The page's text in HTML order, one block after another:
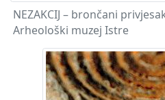
NEZAKCIJ – brončani
Arheološki muzej Istre